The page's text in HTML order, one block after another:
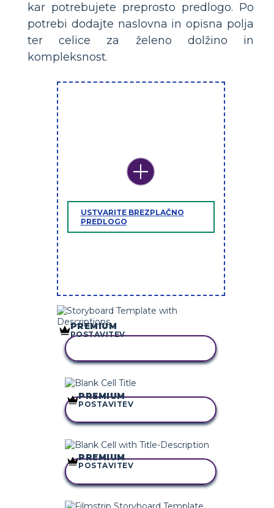
kar potrebujete preprosto predlogo. Po
potrebi dodajte naslovna in opisna polja
ter celice za želeno dolžino in
kompleksnost.
USTVARITE BREZPLAČNO
PREDLOGO
PREMIUM
POSTAVITEV
KOPIRAJ TO ZGODBO
PREMIUM
POSTAVITEV
KOPIRAJ TO ZGODBO
PREMIUM
POSTAVITEV